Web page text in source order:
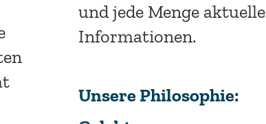
und jede Menge aktuelle
Informationen.
Unsere Philosophie: